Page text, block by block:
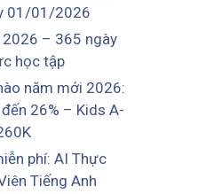
01/01/2026
2026 – 365 ngày
học tập
năm mới 2026:
26% – Kids A-
phí: AI Thực
Tiếng Anh